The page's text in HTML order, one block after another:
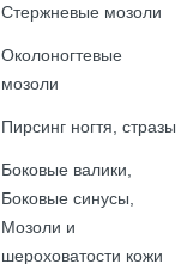
Стержневые мозоли
Околоногтевые
мозоли
Пирсинг ногтя, стразы
Боковые валики,
Боковые синусы,
Мозоли и
шероховатости кожи